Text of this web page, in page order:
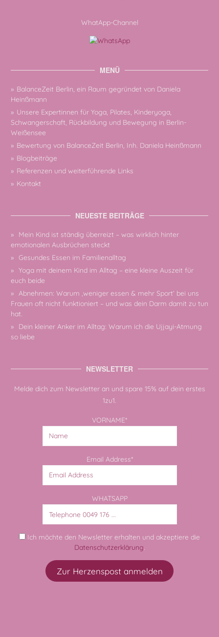
WhatApp-Channel
MENÜ
BalanceZeit Berlin, ein Raum gegründet von Daniela
Heinßmann
Unsere Expertinnen für Yoga, Pilates, Kinderyoga,
Schwangerschaft, Rückbildung und Bewegung in Berlin-
Weißensee
Bewertung von BalanceZeit Berlin, Inh. Daniela Heinßmann
Blogbeiträge
Referenzen und weiterführende Links
Kontakt
NEUESTE BEITRÄGE
Mein Kind ist ständig überreizt – was wirklich hinter
emotionalen Ausbrüchen steckt
Gesundes Essen im Familienalltag
Yoga mit deinem Kind im Alltag – eine kleine Auszeit für
euch beide
Abnehmen: Warum ‚weniger essen & mehr Sport‘ bei uns
Frauen oft nicht funktioniert – und was dein Darm damit zu tun
hat.
Dein kleiner Anker im Alltag: Warum ich die Ujjayi-Atmung
so liebe
NEWSLETTER
Melde dich zum Newsletter an und spare 15% auf dein erstes
1zu1.
VORNAME*
Email Address*
WHATSAPP
Ich möchte den Newsletter erhalten und akzeptiere die
Datenschutzerklärung.